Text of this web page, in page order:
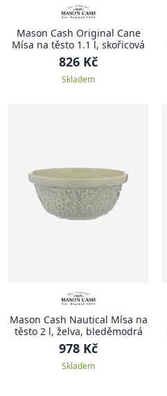
Mason Cash Original Cane
Mísa na těsto 1.1 l, skořicová
826 Kč
Skladem
Mason Cash Nautical Mísa na
těsto 2 l, želva, bleděmodrá
978 Kč
Skladem